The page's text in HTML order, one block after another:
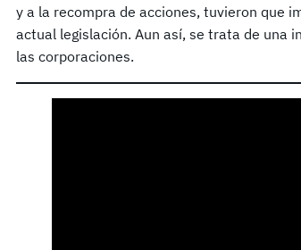
y a la recompra de acciones, tuvieron que
actual legislación. Aun así, se trata de una
las corporaciones.